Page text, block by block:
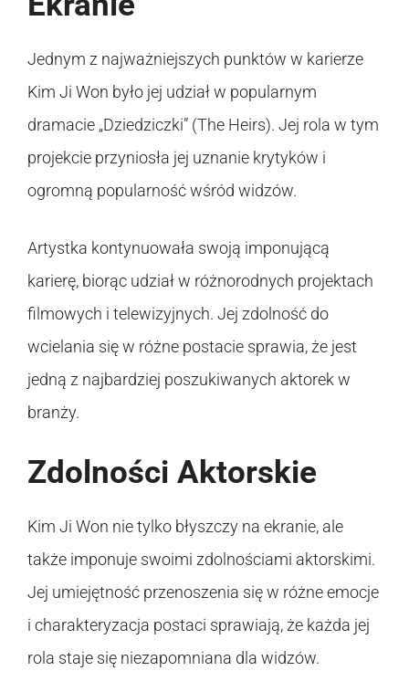
Jednym z najważniejszych punktów w karierze
Kim Ji Won było jej udział w popularnym
dramacie „Dziedziczki” (The Heirs). Jej rola w tym
projekcie przyniosła jej uznanie krytyków i
ogromną popularność wśród widzów.
Artystka kontynuowała swoją imponującą
karierę, biorąc udział w różnorodnych projektach
filmowych i telewizyjnych. Jej zdolność do
wcielania się w różne postacie sprawia, że jest
jedną z najbardziej poszukiwanych aktorek w
branży.
Zdolności Aktorskie
Kim Ji Won nie tylko błyszczy na ekranie, ale
także imponuje swoimi zdolnościami aktorskimi.
Jej umiejętność przenoszenia się w różne emocje
i charakteryzacja postaci sprawiają, że każda jej
rola staje się niezapomniana dla widzów.